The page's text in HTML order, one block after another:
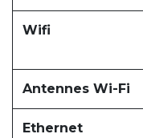
Wifi
Antennes Wi-Fi
Ethernet